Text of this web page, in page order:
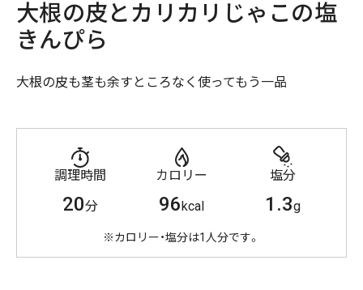
大根の皮とカリカリじゃこの塩
きんぴら
大根の皮も茎も余すところなく使ってもう一品
調理時間
20分
カロリー
96kcal
塩分
1.3g
※カロリー・塩分は1人分です。